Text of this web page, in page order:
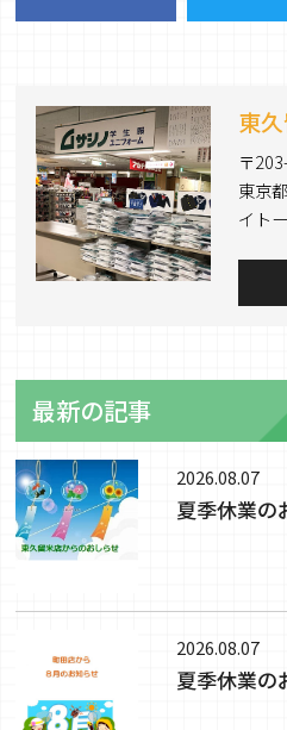
東
〒
東京
イト
最新の記事
2026.08.07
夏季休業の
2026.08.07
夏季休業の